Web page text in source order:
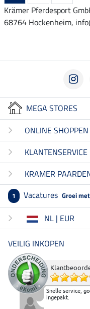
Krämer Pferdesport
68764 Hockenheim,
MEGA STORES
ONLINE SHOPPEN
KLANTENSERVICE
KRAMER
1 Vacatures Groei
NL | EUR
VEILIG INKOPEN
Snelle service,
ingepakt.